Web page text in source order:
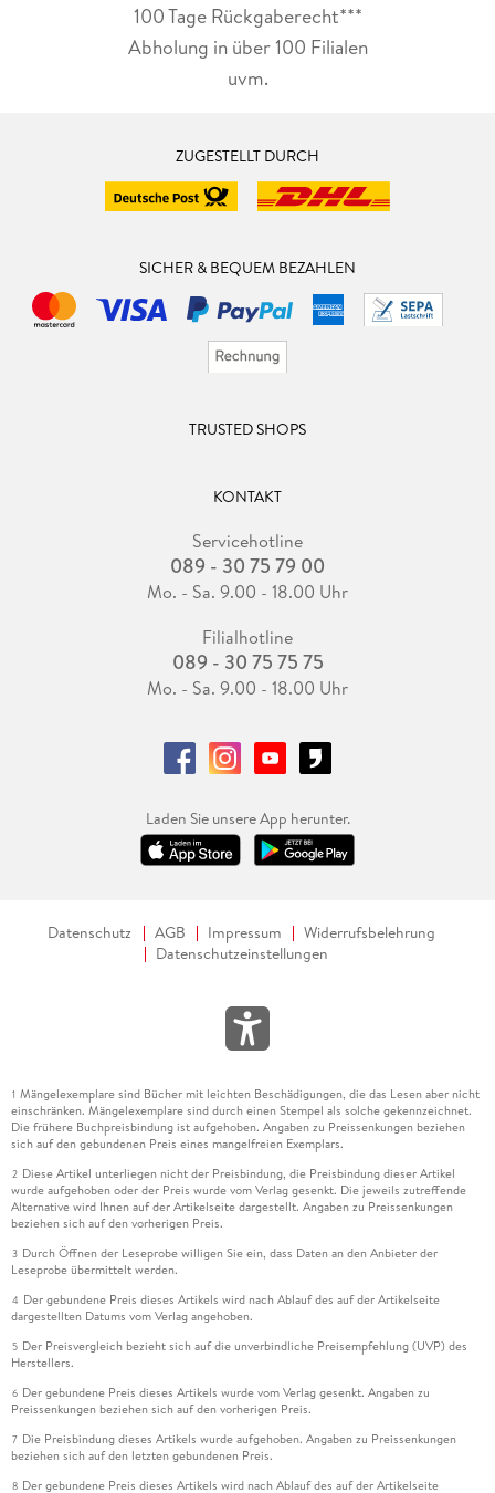
100 Tage Rückgaberecht***
Abholung in über 100 Filialen
uvm.
ZUGESTELLT DURCH
SICHER & BEQUEM BEZAHLEN
TRUSTED SHOPS
KONTAKT
Servicehotline
089 - 30 75 79 00
Mo. - Sa. 9.00 - 18.00 Uhr
Filialhotline
089 - 30 75 75 75
Mo. - Sa. 9.00 - 18.00 Uhr
Laden Sie unsere App herunter.
Datenschutz AGB Impressum
Widerrufsbelehrung
Datenschutzeinstellungen
1 Mängelexemplare sind Bücher mit leichten Beschädigungen, die das Lesen aber nicht
einschränken. Mängelexemplare sind durch einen Stempel als solche gekennzeichnet.
Die frühere Buchpreisbindung ist aufgehoben. Angaben zu Preissenkungen beziehen
sich auf den gebundenen Preis eines mangelfreien Exemplars.
2 Diese Artikel unterliegen nicht der Preisbindung, die Preisbindung dieser Artikel
wurde aufgehoben oder der Preis wurde vom Verlag gesenkt. Die jeweils zutreffende
Alternative wird Ihnen auf der Artikelseite dargestellt. Angaben zu Preissenkungen
beziehen sich auf den vorherigen Preis.
3 Durch Öffnen der Leseprobe willigen Sie ein, dass Daten an den Anbieter der
Leseprobe übermittelt werden.
4 Der gebundene Preis dieses Artikels wird nach Ablauf des auf der Artikelseite
dargestellten Datums vom Verlag angehoben.
5 Der Preisvergleich bezieht sich auf die unverbindliche Preisempfehlung (UVP) des
Herstellers.
6 Der gebundene Preis dieses Artikels wurde vom Verlag gesenkt. Angaben zu
Preissenkungen beziehen sich auf den vorherigen Preis.
7 Die Preisbindung dieses Artikels wurde aufgehoben. Angaben zu Preissenkungen
beziehen sich auf den letzten gebundenen Preis.
8 Der gebundene Preis dieses Artikels wird nach Ablauf des auf der Artikelseite